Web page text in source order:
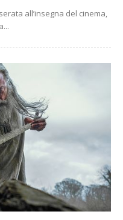
all’insegna del cinema,